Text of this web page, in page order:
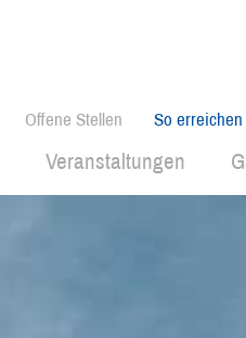
Offene Stellen So
Veranstaltungen